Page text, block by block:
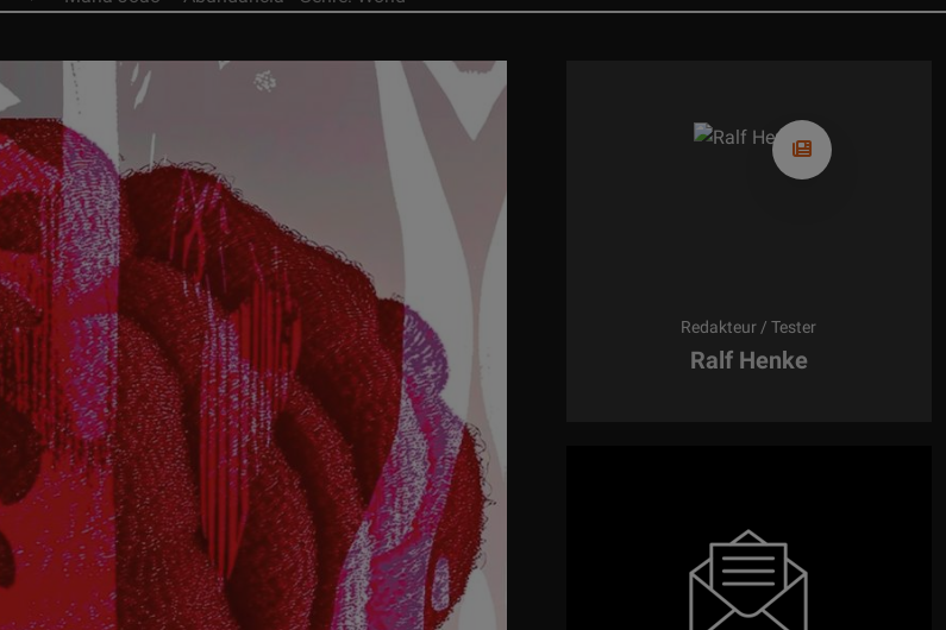
NEWS: Pressemitteilung: Silent Pound zu Gast bei AHP (im Siegerland)
NEWS:
AIR TIGHT aus Japan präsentiert nach 20 Jahren mit dem ATC-6 Röhrenvorverstärker den
Nachfolger...
NEWS:
Neue Lautsprecherlinie von Wharfedale
Revival Audio stellt ATALANTE Grande Réserve vor
NEWS: PHONOSOPHIE-Workshop bei Aura HiFi in Essen, Nordrhein-Westfalen, Deutschland
NEWS: PHONOSOPHIE Präsentation im Weingut von Winning
NEWS: Hörtag bei ROSE-HANDWERK: Ingenieurskunst trifft auf Klanggenuss
NEWS:
Skandinavische Präzision für kompromisslosen Klang – Lundahl jetzt bei BTB Elektronik
NEWS: LP Product Of The Year 2025/26 Tonabnehmer:: OTTA Mandolin
NEWS: LP Product Of The Year 2025/26 Plattenspieler: Thales Elegance / Simplicity II
NEWS:
Neues Lautsprecher-Flaggschiff Nubert nuVero nova 18
Redakteur / Tester
Ralf Henke